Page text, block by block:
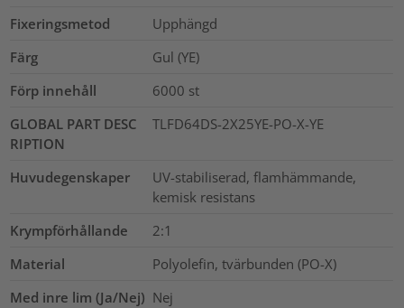
Fixeringsmetod
Upphängd
Färg
Gul (YE)
Förp innehåll
6000 st
GLOBAL PART DESC
RIPTION
TLFD64DS-2X25YE-PO-X-YE
Huvudegenskaper
UV-stabiliserad, flamhämmande,
kemisk resistans
Krympförhållande
2:1
Material
Polyolefin, tvärbunden (PO-X)
Med inre lim (Ja/Nej) Nej